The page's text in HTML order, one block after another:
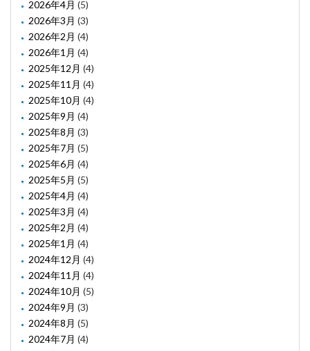
2026年4月 (5)
2026年3月 (3)
2026年2月 (4)
2026年1月 (4)
2025年12月 (4)
2025年11月 (4)
2025年10月 (4)
2025年9月 (4)
2025年8月 (3)
2025年7月 (5)
2025年6月 (4)
2025年5月 (5)
2025年4月 (4)
2025年3月 (4)
2025年2月 (4)
2025年1月 (4)
2024年12月 (4)
2024年11月 (4)
2024年10月 (5)
2024年9月 (3)
2024年8月 (5)
2024年7月 (4)